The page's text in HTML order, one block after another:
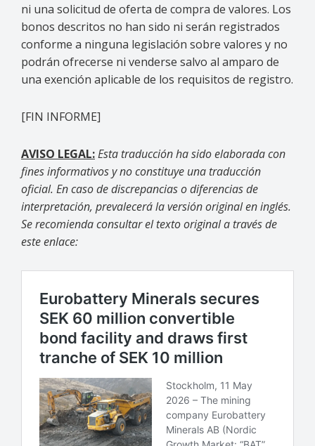
ni una solicitud de oferta de compra de valores. Los
bonos descritos no han sido ni serán registrados
conforme a ninguna legislación sobre valores y no
podrán ofrecerse ni venderse salvo al amparo de
una exención aplicable de los requisitos de registro.
[FIN INFORME]
AVISO LEGAL:Esta traducción ha sido elaborada con
fines informativos y no constituye una traducción
oficial. En caso de discrepancias o diferencias de
interpretación, prevalecerá la versión original en inglés.
Se recomienda consultar el texto original a través de
este enlace: